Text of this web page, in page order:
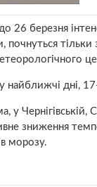
26 березня
почнуться тільки
найближчі дні, 17-
у Чернігівській,
зниження
морозу.